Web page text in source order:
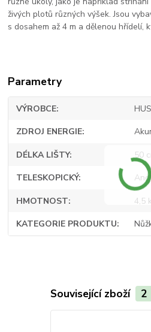
živých plotů různých výšek. Jsou
s dosahem až 4 m a dělenou hřídelí,
Parametry
VÝROBCE
ZDROJ ENERGIE
DÉLKA LIŠTY 50
TELESKOPICKÝ Ano
HMOTNOST 4,5
KATEGORIE PRODUKTU
Související zboží 2